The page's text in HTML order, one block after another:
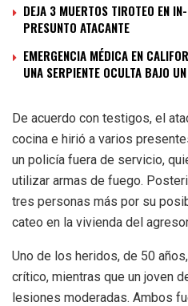
DEJA 3 MUERTOS TIROTEO EN
PRESUNTO ATACANTE
EMERGENCIA MÉDICA EN
UNA SERPIENTE OCULTA BAJO
De acuerdo con testigos, el
cocina e hirió a varios
un policía fuera de servicio,
utilizar armas de fuego.
tres personas más por su
cateo en la vivienda del
Uno de los heridos, de 50
crítico, mientras que un joven
lesiones moderadas. Ambos